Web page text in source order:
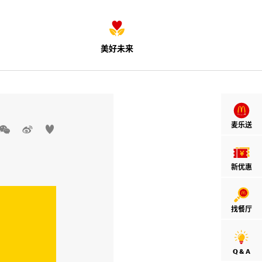
美好未来
麦乐送
新优惠
找餐厅
Q & A
 